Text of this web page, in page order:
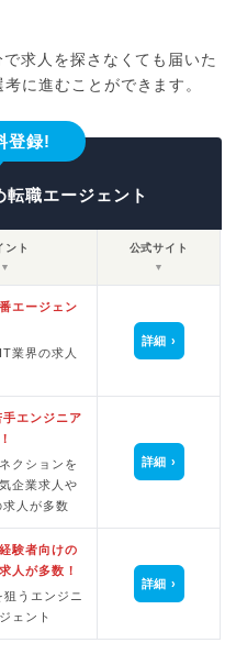
求人を探さなくても届いた
に進むことができます。
登録!
職エージェント
ント
▼
公式サイト
▼
エージェン
業界の求人
詳細
エンジニア
クションを
企業求人や
人が多数
詳細
験者向けの
人が多数！
うエンジニ
ェント
詳細